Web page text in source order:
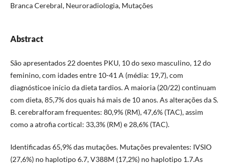
Branca Cerebral, Neuroradiologia, Mutações
Abstract
São apresentados 22 doentes PKU, 10 do sexo masculino, 12 do
feminino, com idades entre 10-41 A (média: 19,7), com
diagnósticoe início da dieta tardios. A maioria (20/22) continuam
com dieta, 85,7% dos quais há mais de 10 anos. As alterações da S.
B. cerebralforam frequentes: 80,9% (RM), 47,6% (TAC), assim
como a atrofia cortical: 33,3% (RM) e 28,6% (TAC).
Identificadas 65,9% das mutações. Mutações prevalentes: IVSIO
(27,6%) no haplotipo 6.7, V388M (17,2%) no haplotipo 1.7.As